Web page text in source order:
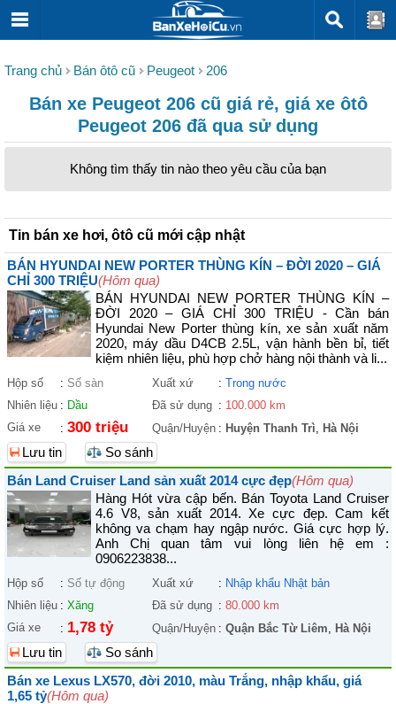
Trang chủ Bán ôtô cũ Peugeot 206
Bán xe Peugeot 206 cũ giá rẻ, giá xe ôtô
Peugeot 206 đã qua sử dụng
Không tìm thấy tin nào theo yêu cầu của bạn
Tin bán xe hơi, ôtô cũ mới cập nhật
BÁN HYUNDAI NEW PORTER THÙNG KÍN – ĐỜI 2020 – GIÁ
CHỈ 300 TRIỆU(Hôm qua)
BÁN HYUNDAI NEW PORTER THÙNG KÍN –
ĐỜI 2020 – GIÁ CHỈ 300 TRIỆU - Cần bán
Hyundai New Porter thùng kín, xe sản xuất năm
2020, máy dầu D4CB 2.5L, vận hành bền bỉ, tiết
kiệm nhiên liệu, phù hợp chở hàng nội thành và li...
Hộp số : Số sàn Xuất xứ : Trong nước
Nhiên liệu : Dầu Đã sử dụng : 100.000 km
Giá xe
: 300 triệu Quận/Huyện : Huyện Thanh Trì, Hà Nội
Lưu tin
So sánh
Bán Land Cruiser Land sản xuất 2014 cực đẹp(Hôm qua)
Hàng Hót vừa cập bến. Bán Toyota Land Cruiser
4.6 V8, sản xuất 2014. Xe cực đẹp. Cam kết
không va chạm hay ngập nước. Giá cực hợp lý.
Anh Chị quan tâm vui lòng liên hệ em :
0906223838...
Hộp số : Số tự động Xuất xứ : Nhập khẩu Nhật bản
Nhiên liệu : Xăng Đã sử dụng : 80.000 km
Giá xe
: 1,78 tỷ Quận/Huyện : Quận Bắc Từ Liêm, Hà Nội
Lưu tin
So sánh
Bán xe Lexus LX570, đời 2010, màu Trắng, nhập khẩu, giá
1,65 tỷ(Hôm qua)